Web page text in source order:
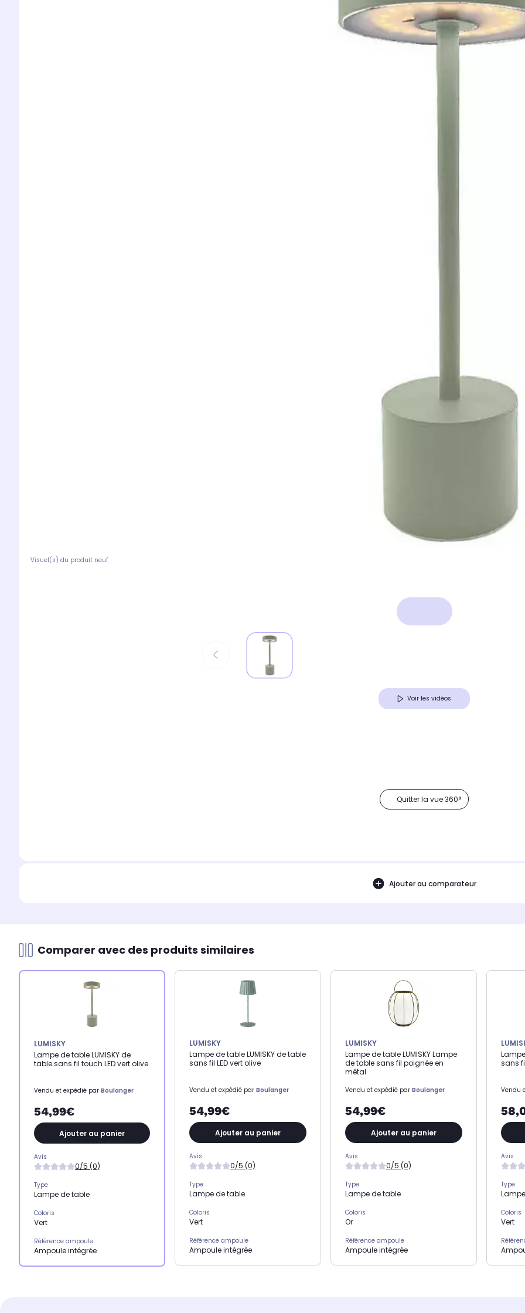
Visuel(s) du produit neuf
Voir les vidéos
Quitter la vue 360°
Ajouter au comparateur
Comparer avec des produits similaires
LUMISKY
Lampe de table LUMISKY de
table sans fil touch LED vert olive
Vendu et expédié par Boulanger
54,99€
Ajouter au panier
Avis
0/5 (0)
Type
Lampe de table
Coloris
Vert
Référence ampoule
Ampoule intégrée
LUMISKY
Lampe de table LUMISKY de table
sans fil LED vert olive
Vendu et expédié par Boulanger
54,99€
Ajouter au panier
Avis
0/5 (0)
Type
Lampe de table
Coloris
Vert
Référence ampoule
Ampoule intégrée
LUMISKY
Lampe de table LUMISKY Lampe
de table sans fil poignée en
métal
Vendu et expédié par Boulanger
54,99€
Ajouter au panier
Avis
0/5 (0)
Type
Lampe de table
Coloris
Or
Référence ampoule
Ampoule intégrée
sans
Vendu
Avis
Type
Coloris
Vert